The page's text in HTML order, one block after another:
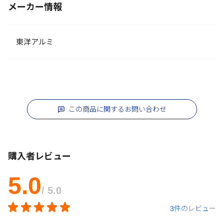
メーカー情報
東洋アルミ
この商品に関するお問い合わせ
購入者レビュー
5.0/ 5.0
3件のレビュー